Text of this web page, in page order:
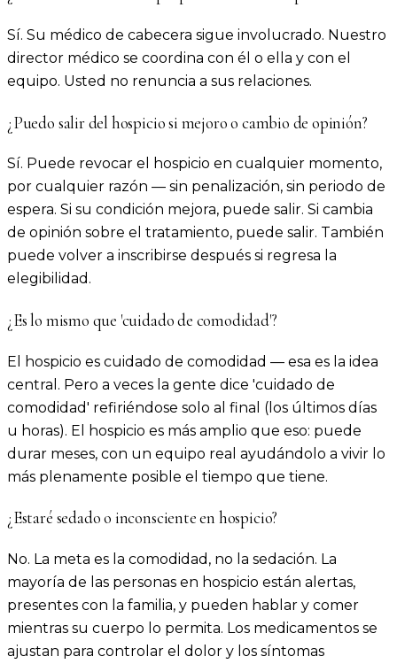
Sí. Su médico de cabecera sigue involucrado. Nuestro
director médico se coordina con él o ella y con el
equipo. Usted no renuncia a sus relaciones.
¿Puedo salir del hospicio si mejoro o cambio de opinión?
Sí. Puede revocar el hospicio en cualquier momento,
por cualquier razón — sin penalización, sin periodo de
espera. Si su condición mejora, puede salir. Si cambia
de opinión sobre el tratamiento, puede salir. También
puede volver a inscribirse después si regresa la
elegibilidad.
¿Es lo mismo que 'cuidado de comodidad'?
El hospicio es cuidado de comodidad — esa es la idea
central. Pero a veces la gente dice 'cuidado de
comodidad' refiriéndose solo al final (los últimos días
u horas). El hospicio es más amplio que eso: puede
durar meses, con un equipo real ayudándolo a vivir lo
más plenamente posible el tiempo que tiene.
¿Estaré sedado o inconsciente en hospicio?
No. La meta es la comodidad, no la sedación. La
mayoría de las personas en hospicio están alertas,
presentes con la familia, y pueden hablar y comer
mientras su cuerpo lo permita. Los medicamentos se
ajustan para controlar el dolor y los síntomas